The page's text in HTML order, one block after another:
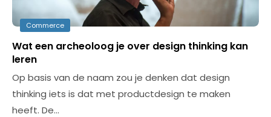
Commerce
Wat een archeoloog je over design thinking kan
leren
Op basis van de naam zou je denken dat design
thinking iets is dat met productdesign te maken
heeft. De…